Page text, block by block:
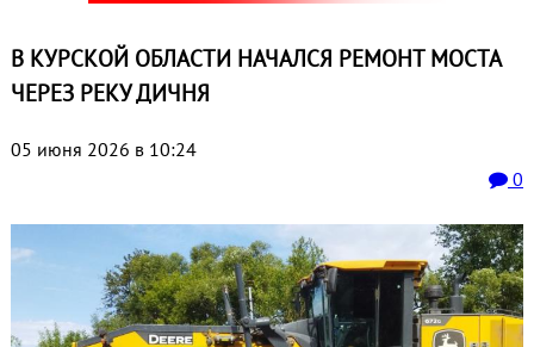
В КУРСКОЙ ОБЛАСТИ НАЧАЛСЯ РЕМОНТ МОСТА
ЧЕРЕЗ РЕКУ ДИЧНЯ
05 июня 2026 в 10:24
0